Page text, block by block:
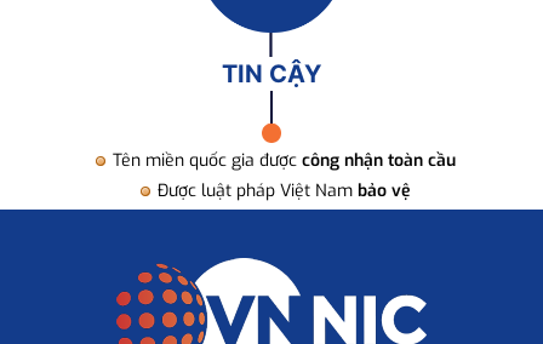
TIN CẬY
Tên miền quốc gia được công nhận toàn cầu
Được luật pháp Việt Nam bảo vệ